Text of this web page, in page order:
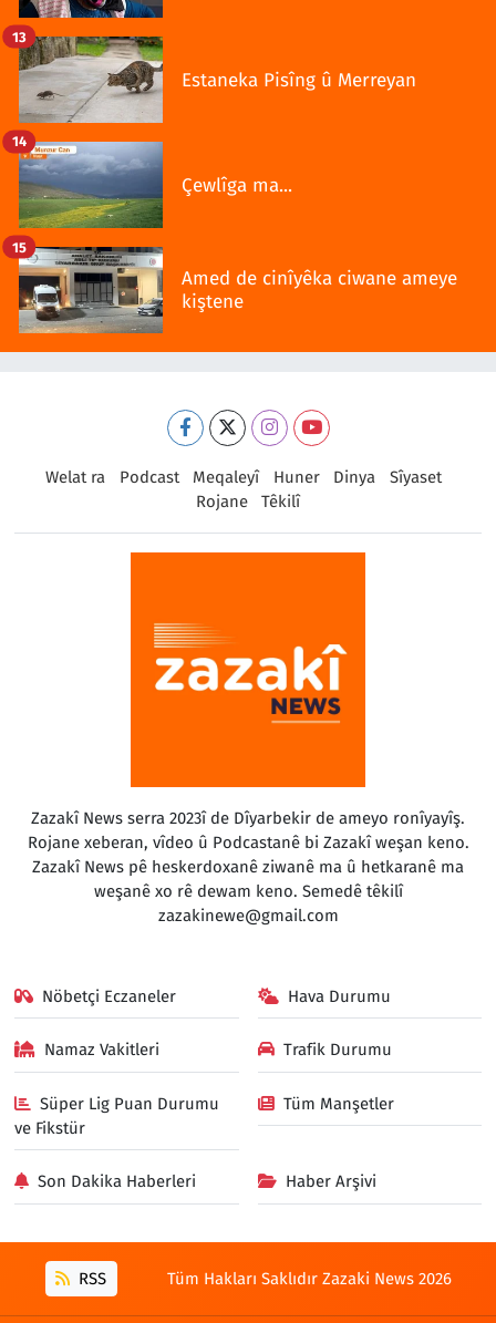
Estaneka Pisîng û Merreyan
13
Çewlîga ma...
14
Amed de cinîyêka ciwane ameye
kiştene
15
Welat ra Podcast Meqaleyî Huner Dinya
Sîyaset
Rojane
Têkilî
Zazakî News serra 2023î de Dîyarbekir de ameyo ronîyayîş.
Rojane xeberan, vîdeo û Podcastanê bi Zazakî weşan keno.
Zazakî News pê heskerdoxanê ziwanê ma û hetkaranê ma
weşanê xo rê dewam keno. Semedê têkilî
zazakinewe@gmail.com
Nöbetçi Eczaneler Hava Durumu
Namaz Vakitleri Trafik Durumu
Süper Lig Puan Durumu
ve Fikstür
Tüm Manşetler
Son Dakika Haberleri Haber Arşivi
RSS Tüm Hakları Saklıdır Zazaki News 2026